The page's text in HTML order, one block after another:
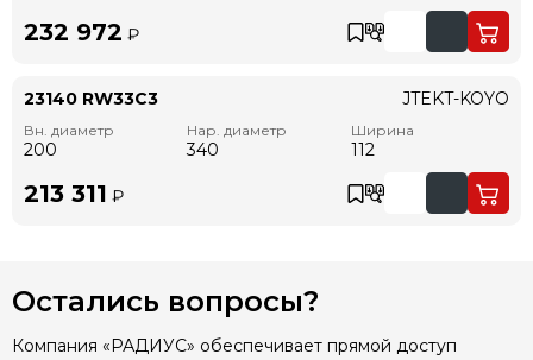
232 972 ₽
23140 RW33C3
Вн. диаметр
200
Нар. диаметр
340
Ширина
112
JTEKT-KOYO
213 311 ₽
Остались вопросы?
Компания «РАДИУС» обеспечивает прямой доступ